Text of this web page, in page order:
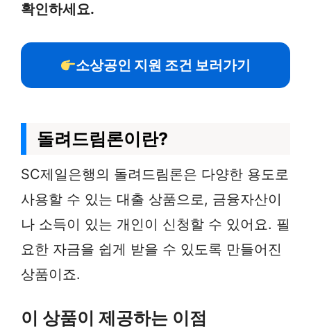
확인하세요.
소상공인 지원 조건 보러가기
돌려드림론이란?
SC제일은행의 돌려드림론은 다양한 용도로
사용할 수 있는 대출 상품으로, 금융자산이
나 소득이 있는 개인이 신청할 수 있어요. 필
요한 자금을 쉽게 받을 수 있도록 만들어진
상품이죠.
이 상품이 제공하는 이점